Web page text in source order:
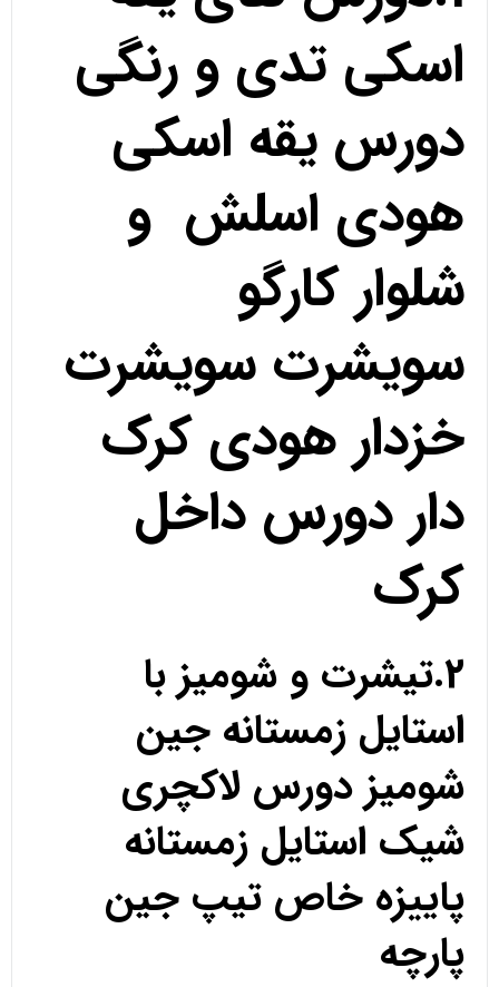
اسکی تدی و رنگی
دورس یقه اسکی
هودی اسلش و
شلوار کارگو
سویشرت سویشرت
خزدار هودی کرک
دار دورس داخل
کرک
2.تیشرت و شومیز با
استایل زمستانه جین
شومیز دورس لاکچری
شیک استایل زمستانه
پاییزه خاص تیپ جین
پارچه